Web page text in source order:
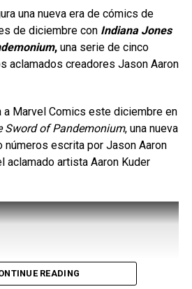
manera constante y obligarlo a
de combate está inspirado en
filipino, e incorpora el uso de
de una gran movilidad, ataques
para extender combos.
interesantes de su kit es el
una nueva era de cómics de
de diciembre con Indiana Jones
,una serie de cinco
aclamados creadores Jason Aaron
a Marvel Comics este diciembre en
Sword of Pandemonium, una nueva
números escrita por Jason Aaron
aclamado artista Aaron Kuder
READING